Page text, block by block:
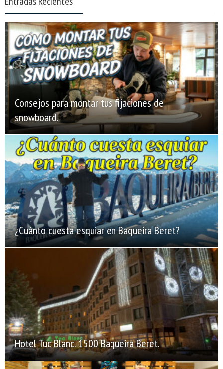
Consejos para montar tus fijaciones de
snowboard.
¿Cuánto cuesta esquiar en Baqueira Beret?
Hotel Tuc Blanc. 1500 Baqueira Beret.